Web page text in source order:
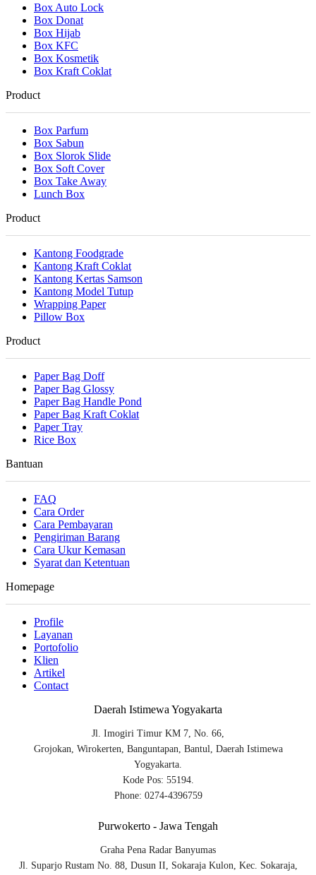
Box Auto Lock
Box Donat
Box Hijab
Box KFC
Box Kosmetik
Box Kraft Coklat
Product
Box Parfum
Box Sabun
Box Slorok Slide
Box Soft Cover
Box Take Away
Lunch Box
Product
Kantong Foodgrade
Kantong Kraft Coklat
Kantong Kertas Samson
Kantong Model Tutup
Wrapping Paper
Pillow Box
Product
Paper Bag Doff
Paper Bag Glossy
Paper Bag Handle Pond
Paper Bag Kraft Coklat
Paper Tray
Rice Box
Bantuan
FAQ
Cara Order
Cara Pembayaran
Pengiriman Barang
Cara Ukur Kemasan
Syarat dan Ketentuan
Homepage
Profile
Layanan
Portofolio
Klien
Artikel
Contact
Daerah Istimewa Yogyakarta
Jl. Imogiri Timur KM 7, No. 66,
Grojokan, Wirokerten, Banguntapan, Bantul, Daerah Istimewa
Yogyakarta.
Kode Pos: 55194.
Phone: 0274-4396759
Purwokerto - Jawa Tengah
Graha Pena Radar Banyumas
Jl. Suparjo Rustam No. 88, Dusun II, Sokaraja Kulon, Kec. Sokaraja,